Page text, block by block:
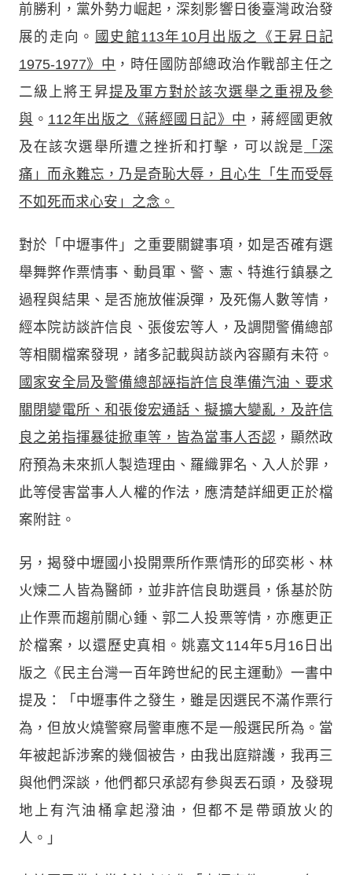
前勝利，黨外勢力崛起，深刻影響日後臺灣政治發
展的走向。 國史館113年10月出版之《王昇日記
1975-1977》中 ，時任國防部總政治作戰部主任之
二級上將王昇提及軍方對於該次選舉之重視及參
與 。 112年出版之《蔣經國日記》中 ，蔣經國更敘
及在該次選舉所遭之挫折和打擊，可以說是 「深
痛」而永難忘，乃是奇恥大辱，且心生「生而受辱
不如死而求心安」之念。
對於「中壢事件」之重要關鍵事項，如是否確有選
舉舞弊作票情事、動員軍、警、憲、特進行鎮暴之
過程與結果、是否施放催淚彈，及死傷人數等情，
經本院訪談許信良、張俊宏等人，及調閱警備總部
等相關檔案發現，諸多記載與訪談內容顯有未符。
國家安全局及警備總部誣指許信良準備汽油、要求
關閉變電所、和張俊宏通話、擬擴大變亂，及許信
良之弟指揮暴徒掀車等，皆為當事人否認 ，顯然政
府預為未來抓人製造理由、羅織罪名、入人於罪，
此等侵害當事人人權的作法，應清楚詳細更正於檔
案附註。
另，揭發中壢國小投開票所作票情形的邱奕彬、林
火煉二人皆為醫師，並非許信良助選員，係基於防
止作票而趨前關心鍾、郭二人投票等情，亦應更正
於檔案，以還歷史真相。姚嘉文114年5月16日出
版之《民主台灣一百年跨世紀的民主運動》一書中
提及：「中壢事件之發生，雖是因選民不滿作票行
為，但放火燒警察局警車應不是一般選民所為。當
年被起訴涉案的幾個被告，由我出庭辯護，我再三
與他們深談，他們都只承認有參與丟石頭，及發現
地上有汽油桶拿起潑油，但都不是帶頭放火的
人。」